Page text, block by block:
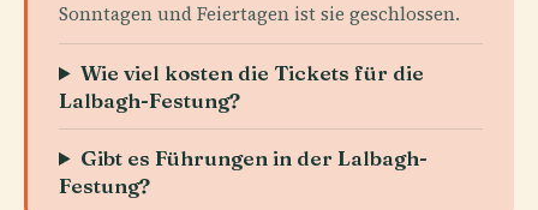
Sonntagen und Feiertagen ist sie geschlossen.
Wie viel kosten die Tickets für die
Lalbagh-Festung?
Gibt es Führungen in der Lalbagh-
Festung?